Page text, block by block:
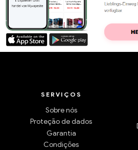
SERVIÇOS
Sobre nós
Proteção de dados
Garantia
Condições